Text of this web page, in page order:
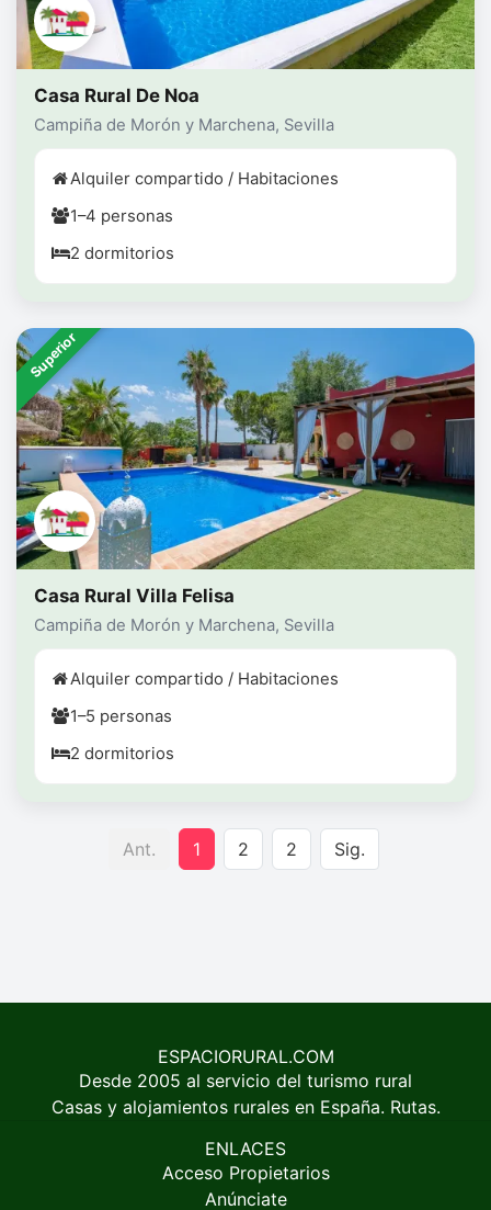
Casa Rural De Noa
Campiña de Morón y Marchena, Sevilla
Alquiler compartido / Habitaciones
1–4 personas
2 dormitorios
Superior
Casa Rural Villa Felisa
Campiña de Morón y Marchena, Sevilla
Alquiler compartido / Habitaciones
1–5 personas
2 dormitorios
Ant. 1 2 2 Sig.
ESPACIORURAL.COM
Desde 2005 al servicio del turismo rural
Casas y alojamientos rurales en España. Rutas.
ENLACES
Acceso Propietarios
Anúnciate